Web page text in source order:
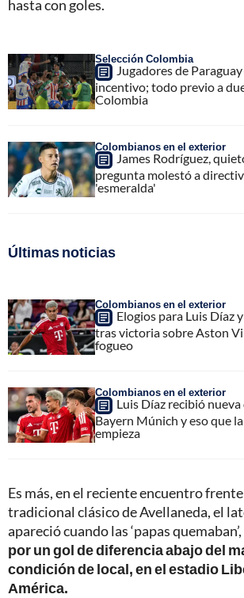
hasta con goles.
Selección Colombia
Jugadores de
incentivo; todo previo a
Colombia
Colombianos en el exterior
James Rodríguez,
pregunta molestó a
'esmeralda'
Últimas noticias
Colombianos en el exterior
Elogios para Luis Díaz
tras victoria sobre Aston
fogueo
Colombianos en el exterior
Luis Díaz recibió
Bayern Múnich y eso que
empieza
Es más, en el reciente encuentro
tradicional clásico de Avellaneda, el
apareció cuando las ‘papas quemaban’,
por un gol de diferencia abajo del
condición de local, en el estadio
América.